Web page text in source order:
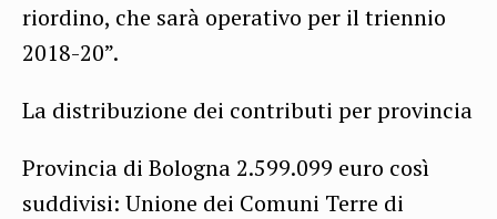
riordino, che sarà operativo per il triennio
2018-20”.
La distribuzione dei contributi per provincia
Provincia di Bologna 2.599.099 euro così
suddivisi: Unione dei Comuni Terre di